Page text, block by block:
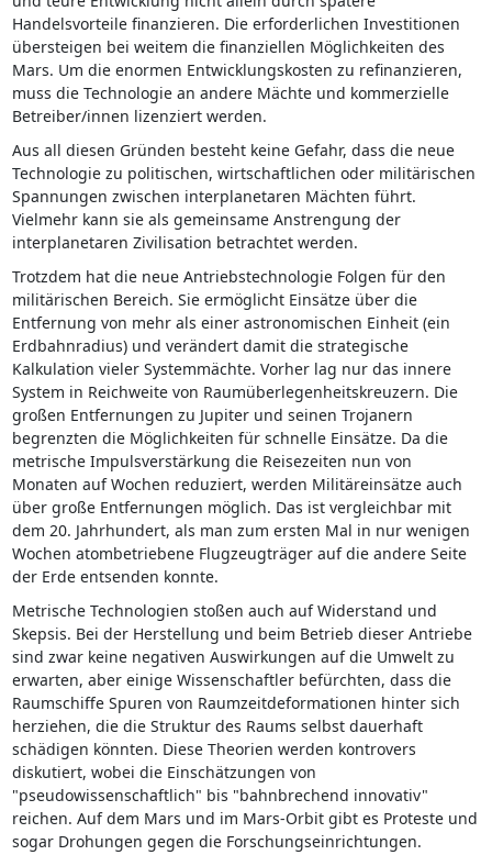
Handelsvorteile finanzieren. Die erforderlichen Investitionen
übersteigen bei weitem die finanziellen Möglichkeiten des
Mars. Um die enormen Entwicklungskosten zu refinanzieren,
muss die Technologie an andere Mächte und kommerzielle
Betreiber/innen lizenziert werden.
Aus all diesen Gründen besteht keine Gefahr, dass die neue
Technologie zu politischen, wirtschaftlichen oder militärischen
Spannungen zwischen interplanetaren Mächten führt.
Vielmehr kann sie als gemeinsame Anstrengung der
interplanetaren Zivilisation betrachtet werden.
Trotzdem hat die neue Antriebstechnologie Folgen für den
militärischen Bereich. Sie ermöglicht Einsätze über die
Entfernung von mehr als einer astronomischen Einheit (ein
Erdbahnradius) und verändert damit die strategische
Kalkulation vieler Systemmächte. Vorher lag nur das innere
System in Reichweite von Raumüberlegenheitskreuzern. Die
großen Entfernungen zu Jupiter und seinen Trojanern
begrenzten die Möglichkeiten für schnelle Einsätze. Da die
metrische Impulsverstärkung die Reisezeiten nun von
Monaten auf Wochen reduziert, werden Militäreinsätze auch
über große Entfernungen möglich. Das ist vergleichbar mit
dem 20. Jahrhundert, als man zum ersten Mal in nur wenigen
Wochen atombetriebene Flugzeugträger auf die andere Seite
der Erde entsenden konnte.
Metrische Technologien stoßen auch auf Widerstand und
Skepsis. Bei der Herstellung und beim Betrieb dieser Antriebe
sind zwar keine negativen Auswirkungen auf die Umwelt zu
erwarten, aber einige Wissenschaftler befürchten, dass die
Raumschiffe Spuren von Raumzeitdeformationen hinter sich
herziehen, die die Struktur des Raums selbst dauerhaft
schädigen könnten. Diese Theorien werden kontrovers
diskutiert, wobei die Einschätzungen von
"pseudowissenschaftlich" bis "bahnbrechend innovativ"
reichen. Auf dem Mars und im Mars-Orbit gibt es Proteste und
sogar Drohungen gegen die Forschungseinrichtungen.